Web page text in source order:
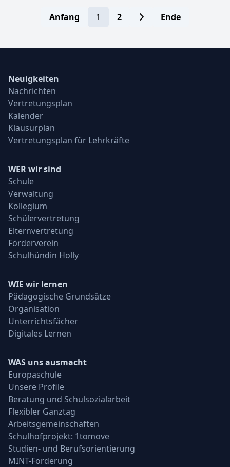
Anfang 1 2 Ende
Neuigkeiten
Nachrichten
Vertretungsplan
Kalender
Klausurplan
Vertretungsplan für Lehrkräfte
WER wir sind
Schule
Verwaltung
Kollegium
Schülervertretung
Elternvertretung
Förderverein
Schulhündin Holly
WIE wir lernen
Pädagogische Grundsätze
Organisation
Unterrichtsfächer
Digitales Lernen
WAS uns ausmacht
Europaschule
Unsere Profile
Beratung und Schulsozialarbeit
Flexibler Ganztag
Arbeitsgemeinschaften
Schulhofprojekt: 1tomove
Studien- und Berufsorientierung
MINT-Förderung